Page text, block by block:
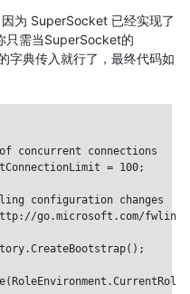
为 SuperSocket 已经实现了
只需当SuperSocket的
字典传入就行了，最终代码如
concurrent connections
= 100;
configuration changes
go.microsoft.com/